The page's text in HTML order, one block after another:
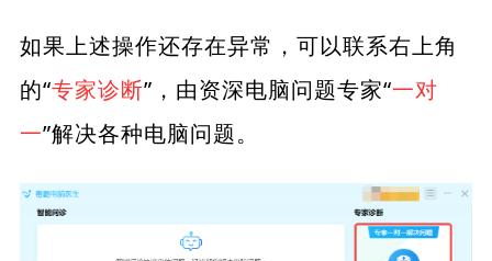
如果上述操作还存在异常，可以联系右上角
的“专家诊断”，由资深电脑问题专家“一对
一”解决各种电脑问题。